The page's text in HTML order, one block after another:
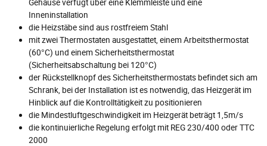
Gehäuse verfügt über eine Klemmleiste und eine
Inneninstallation
die Heizstäbe sind aus rostfreiem Stahl
mit zwei Thermostaten ausgestattet, einem Arbeitsthermostat
(60°C) und einem Sicherheitsthermostat
(Sicherheitsabschaltung bei 120°C)
der Rückstellknopf des Sicherheitsthermostats befindet sich am
Schrank, bei der Installation ist es notwendig, das Heizgerät im
Hinblick auf die Kontrolltätigkeit zu positionieren
die Mindestluftgeschwindigkeit im Heizgerät beträgt 1,5m/s
die kontinuierliche Regelung erfolgt mit REG 230/400 oder TTC
2000